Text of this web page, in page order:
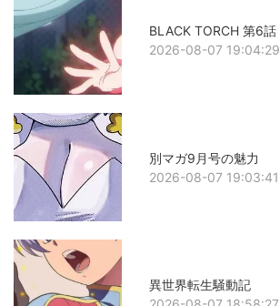
BLACK TORCH 第6話
2026-08-07 19:04:29
別マガ9月号の魅力
2026-08-07 19:03:41
異世界転生騒動記